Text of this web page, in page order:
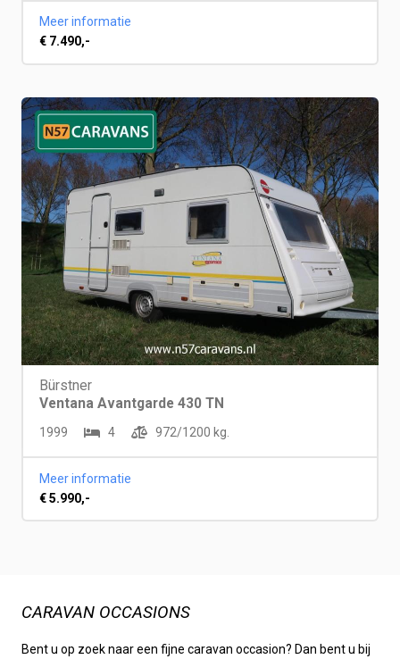
Meer informatie
€ 7.490,-
Bürstner
Ventana Avantgarde 430 TN
1999 4 972/1200 kg.
Meer informatie
€ 5.990,-
CARAVAN OCCASIONS
Bent u op zoek naar een fijne caravan occasion? Dan bent u bij